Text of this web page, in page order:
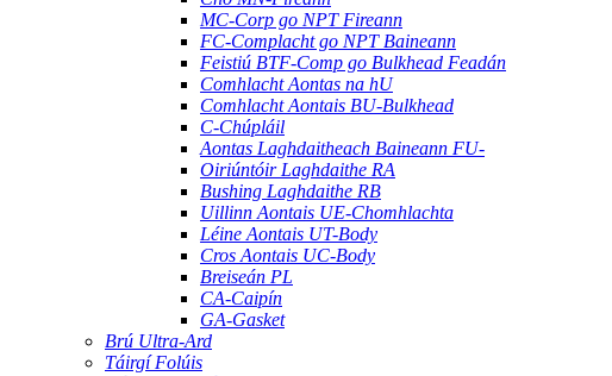
MC-Corp go NPT Fireann
FC-Complacht go NPT Baineann
Feistiú BTF-Comp go Bulkhead Feadán
Comhlacht Aontas na hU
Comhlacht Aontais BU-Bulkhead
C-Chúpláil
Aontas Laghdaitheach Baineann FU-
Oiriúntóir Laghdaithe RA
Bushing Laghdaithe RB
Uillinn Aontais UE-Chomhlachta
Léine Aontais UT-Body
Cros Aontais UC-Body
Breiseán PL
CA-Caipín
GA-Gasket
Brú Ultra-Ard
Táirgí Folúis